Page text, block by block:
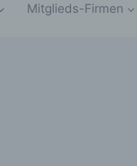
Mitglieds-Firmen